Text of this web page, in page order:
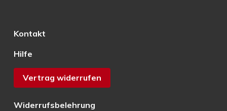
Kontakt
Hilfe
Vertrag widerrufen
Widerrufsbelehrung